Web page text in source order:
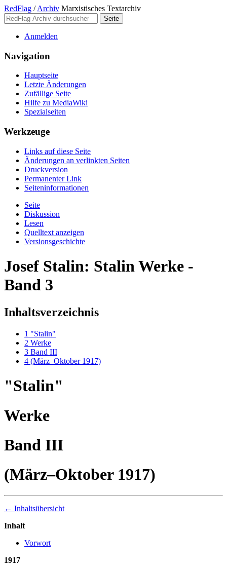
RedFlag / Archiv Marxistisches Textarchiv
Anmelden
Navigation
Hauptseite
Letzte Änderungen
Zufällige Seite
Hilfe zu MediaWiki
Spezialseiten
Werkzeuge
Links auf diese Seite
Änderungen an verlinkten Seiten
Druckversion
Permanenter Link
Seiten­­informationen
Seite
Diskussion
Lesen
Quelltext anzeigen
Versionsgeschichte
Josef Stalin: Stalin Werke -
Band 3
Inhaltsverzeichnis
1 "Stalin"
2 Werke
3 Band III
4 (März–Oktober 1917)
"Stalin"
Werke
Band III
(März–Oktober 1917)
← Inhaltsübersicht
Inhalt
Vorwort
1917